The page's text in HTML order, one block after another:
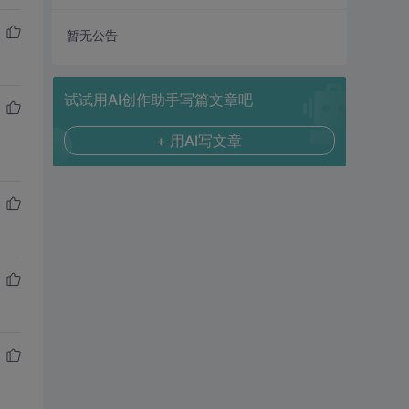
暂无公告
试试用AI创作助手写篇文章吧
+ 用AI写文章